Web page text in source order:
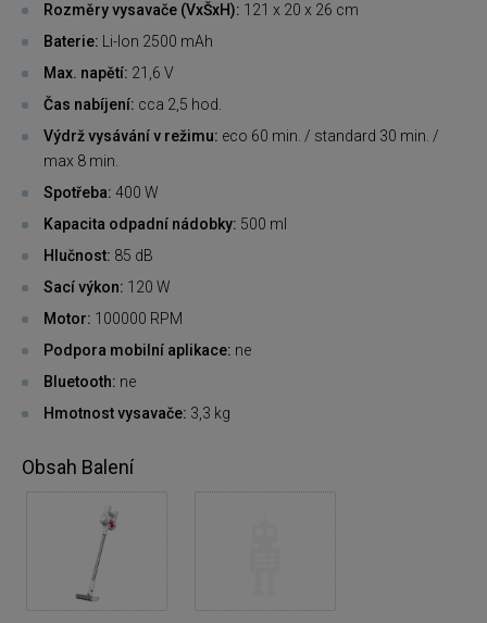
Rozměry vysavače (VxŠxH): 121 x 20 x 26 cm
Baterie: Li-Ion 2500 mAh
Max. napětí: 21,6 V
Čas nabíjení: cca 2,5 hod.
Výdrž vysávání v režimu: eco 60 min. / standard 30 min. /
max 8 min.
Spotřeba: 400 W
Kapacita odpadní nádobky: 500 ml
Hlučnost: 85 dB
Sací výkon: 120 W
Motor: 100000 RPM
Podpora mobilní aplikace: ne
Bluetooth: ne
Hmotnost vysavače: 3,3 kg
Obsah Balení